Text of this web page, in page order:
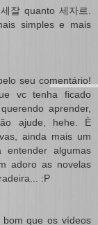
잘 quanto 세자르.
simples e mais
seu comentário!
vc tenha ficado
aprender,
ajude, hehe. È
ainda mais um
algumas
adoro as novelas
:P
bom que os vídeos